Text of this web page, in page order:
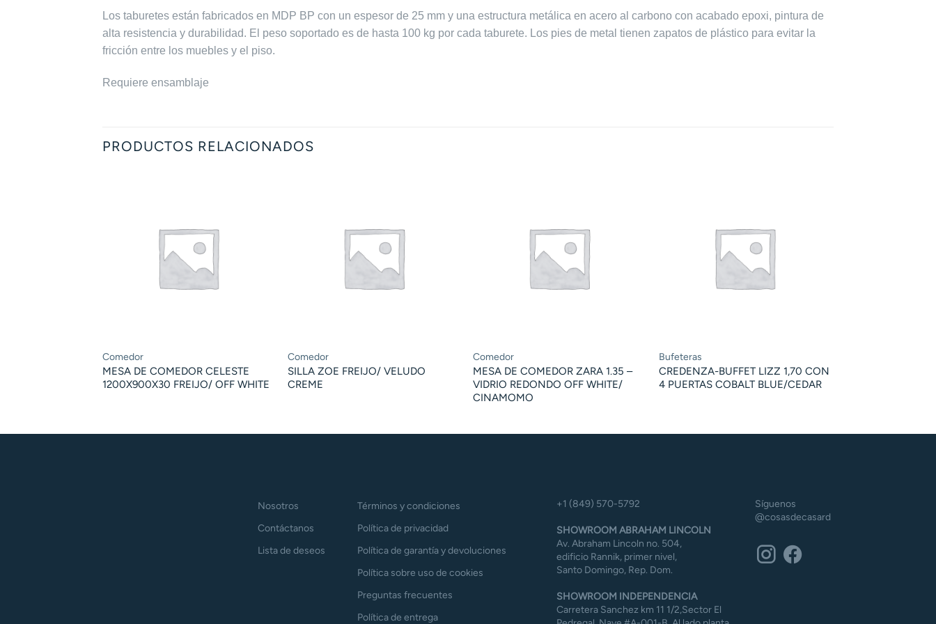
Los taburetes están fabricados en MDP BP con un espesor de 25 mm y una estructura metálica en acero al carbono con acabado epoxi, pintura de
alta resistencia y durabilidad. El peso soportado es de hasta 100 kg por cada taburete. Los pies de metal tienen zapatos de plástico para evitar la
fricción entre los muebles y el piso.
Requiere ensamblaje
PRODUCTOS RELACIONADOS
Comedor
MESA DE COMEDOR CELESTE
1200X900X30 FREIJO/ OFF WHITE
Comedor
SILLA ZOE FREIJO/ VELUDO
CREME
Comedor
MESA DE COMEDOR ZARA 1.35 –
VIDRIO REDONDO OFF WHITE/
CINAMOMO
Bufeteras
CREDENZA-BUFFET LIZZ 1,70 CON
4 PUERTAS COBALT BLUE/CEDAR
Nosotros
Contáctanos
Lista de deseos
Términos y condiciones
Política de privacidad
Política de garantía y devoluciones
Política sobre uso de cookies
Preguntas frecuentes
Política de entrega
+1 (849) 570-5792
SHOWROOM ABRAHAM LINCOLN
Av. Abraham Lincoln no. 504,
edificio Rannik, primer nivel,
Santo Domingo, Rep. Dom.
SHOWROOM INDEPENDENCIA
Carretera Sanchez km 11 1/2,Sector El
Síguenos
@cosasdecasard